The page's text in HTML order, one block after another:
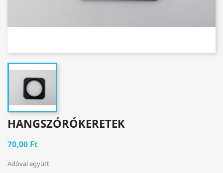
HANGSZÓRÓKERETEK
70,00 Ft
Adóval együtt